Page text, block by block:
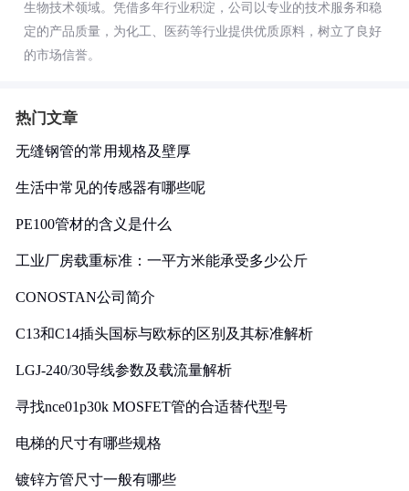
生物技术领域。凭借多年行业积淀，公司以专业的技术服务和稳
定的产品质量，为化工、医药等行业提供优质原料，树立了良好
的市场信誉。
热门文章
无缝钢管的常用规格及壁厚
生活中常见的传感器有哪些呢
PE100管材的含义是什么
工业厂房载重标准：一平方米能承受多少公斤
CONOSTAN公司简介
C13和C14插头国标与欧标的区别及其标准解析
LGJ-240/30导线参数及载流量解析
寻找nce01p30k MOSFET管的合适替代型号
电梯的尺寸有哪些规格
镀锌方管尺寸一般有哪些